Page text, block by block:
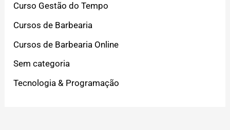
Curso Gestão do Tempo
Cursos de Barbearia
Cursos de Barbearia Online
Sem categoria
Tecnologia & Programação